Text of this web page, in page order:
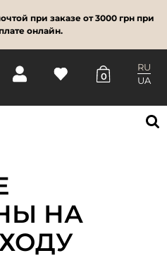
при заказе от 3000 грн при
онлайн.
0
RU
UA
НА